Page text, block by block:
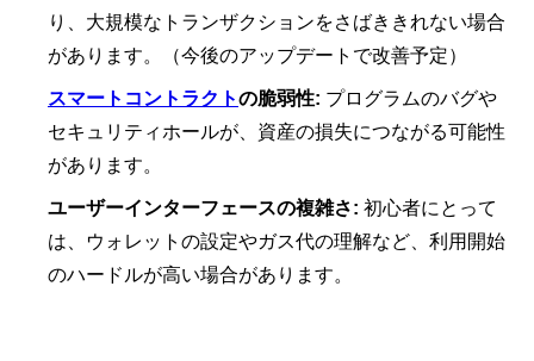
り、大規模なトランザクションをさばききれない場合
があります。（今後のアップデートで改善予定）
スマートコントラクトの脆弱性: プログラムのバグや
セキュリティホールが、資産の損失につながる可能性
があります。
ユーザーインターフェースの複雑さ: 初心者にとって
は、ウォレットの設定やガス代の理解など、利用開始
のハードルが高い場合があります。